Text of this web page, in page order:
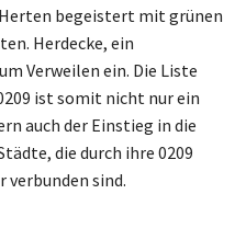
begeistert mit grünen
Herdecke, ein
Verweilen ein. Die Liste
ist somit nicht nur ein
auch der Einstieg in die
die durch ihre 0209
sind.